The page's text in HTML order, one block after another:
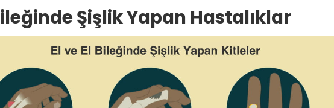
Şişlik Yapan Hastalıklar